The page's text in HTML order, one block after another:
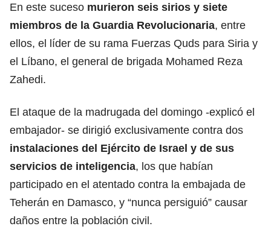
En este suceso murieron seis sirios y siete
miembros de la Guardia Revolucionaria, entre
ellos, el líder de su rama Fuerzas Quds para Siria y
el Líbano, el general de brigada Mohamed Reza
Zahedi.
El ataque de la madrugada del domingo -explicó el
embajador- se dirigió exclusivamente contra dos
instalaciones del Ejército de Israel y de sus
servicios de inteligencia, los que habían
participado en el atentado contra la embajada de
Teherán en Damasco, y “nunca persiguió” causar
daños entre la población civil.